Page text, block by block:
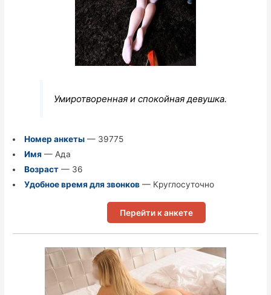
Умиротворенная и спокойная девушка.
Номер анкеты— 39775
Имя— Ада
Возраст— 36
Удобное время для звонков— Круглосуточно
Перейти к анкете